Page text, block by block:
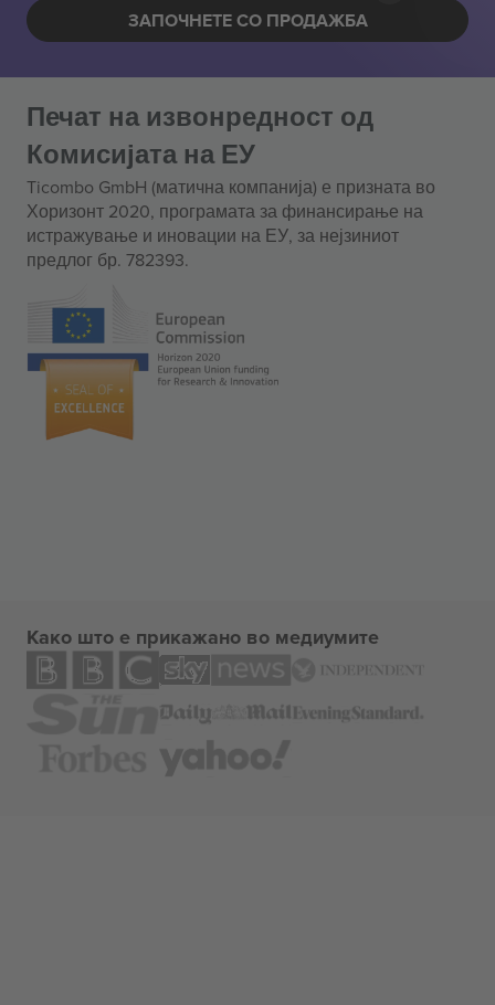
ЗАПОЧНЕТЕ СО ПРОДАЖБА
Печат на извонредност од
Комисијата на ЕУ
Ticombo GmbH (матична компанија) е призната во
Хоризонт 2020, програмата за финансирање на
истражување и иновации на ЕУ, за нејзиниот
предлог бр. 782393.
Како што е прикажано во медиумите